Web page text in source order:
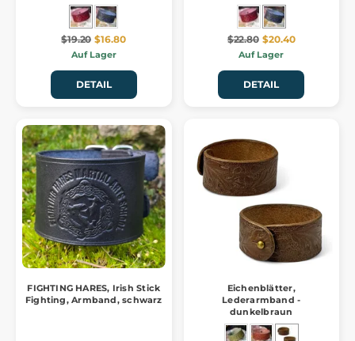
$19.20 $16.80
Auf Lager
DETAIL
$22.80 $20.40
Auf Lager
DETAIL
FIGHTING HARES, Irish Stick
Fighting, Armband, schwarz
Eichenblätter,
Lederarmband -
dunkelbraun